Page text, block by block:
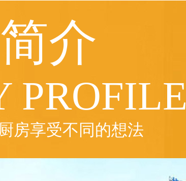
介
PROFILE
房享受不同的想法